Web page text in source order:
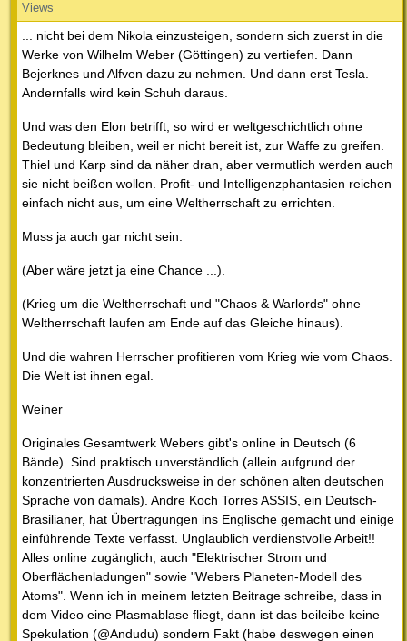
Views
... nicht bei dem Nikola einzusteigen, sondern sich zuerst in die
Werke von Wilhelm Weber (Göttingen) zu vertiefen. Dann
Bejerknes und Alfven dazu zu nehmen. Und dann erst Tesla.
Andernfalls wird kein Schuh daraus.
Und was den Elon betrifft, so wird er weltgeschichtlich ohne
Bedeutung bleiben, weil er nicht bereit ist, zur Waffe zu greifen.
Thiel und Karp sind da näher dran, aber vermutlich werden auch
sie nicht beißen wollen. Profit- und Intelligenzphantasien reichen
einfach nicht aus, um eine Weltherrschaft zu errichten.
Muss ja auch gar nicht sein.
(Aber wäre jetzt ja eine Chance ...).
(Krieg um die Weltherrschaft und "Chaos & Warlords" ohne
Weltherrschaft laufen am Ende auf das Gleiche hinaus).
Und die wahren Herrscher profitieren vom Krieg wie vom Chaos.
Die Welt ist ihnen egal.
Weiner
Originales Gesamtwerk Webers gibt's online in Deutsch (6
Bände). Sind praktisch unverständlich (allein aufgrund der
konzentrierten Ausdrucksweise in der schönen alten deutschen
Sprache von damals). Andre Koch Torres ASSIS, ein Deutsch-
Brasilianer, hat Übertragungen ins Englische gemacht und einige
einführende Texte verfasst. Unglaublich verdienstvolle Arbeit!!
Alles online zugänglich, auch "Elektrischer Strom und
Oberflächenladungen" sowie "Webers Planeten-Modell des
Atoms". Wenn ich in meinem letzten Beitrage schreibe, dass in
dem Video eine Plasmablase fliegt, dann ist das beileibe keine
Spekulation (@Andudu) sondern Fakt (habe deswegen einen